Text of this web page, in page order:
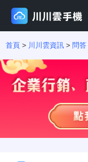
首頁 > 川川雲資訊 > 問答